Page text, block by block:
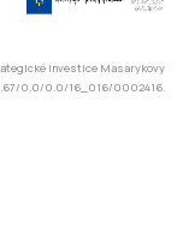
investice Masarykovy
0.0/0.0/16_016/0002416.